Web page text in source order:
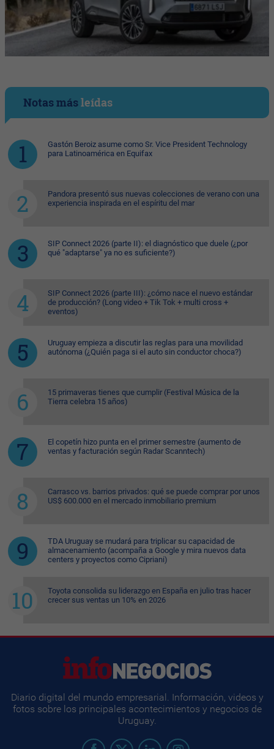
Notas másleídas
Gastón Beroiz asume como Sr. Vice President Technology
para Latinoamérica en Equifax
Pandora presentó sus nuevas colecciones de verano con una
experiencia inspirada en el espíritu del mar
SIP Connect 2026 (parte II): el diagnóstico que duele (¿por
qué "adaptarse" ya no es suficiente?)
SIP Connect 2026 (parte III): ¿cómo nace el nuevo estándar
de producción? (Long video + Tik Tok + multi cross +
eventos)
Uruguay empieza a discutir las reglas para una movilidad
autónoma (¿Quién paga si el auto sin conductor choca?)
15 primaveras tienes que cumplir (Festival Música de la
Tierra celebra 15 años)
El copetín hizo punta en el primer semestre (aumento de
ventas y facturación según Radar Scanntech)
Carrasco vs. barrios privados: qué se puede comprar por unos
US$ 600.000 en el mercado inmobiliario premium
TDA Uruguay se mudará para triplicar su capacidad de
almacenamiento (acompaña a Google y mira nuevos data
centers y proyectos como Cipriani)
Toyota consolida su liderazgo en España en julio tras hacer
crecer sus ventas un 10% en 2026
Diario digital del mundo empresarial. Información, videos y
fotos sobre los principales acontecimientos y negocios de
Uruguay.